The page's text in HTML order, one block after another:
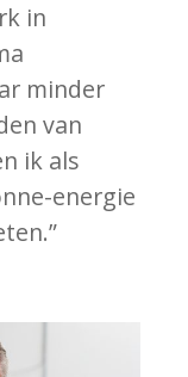
in
minder
van
ik als
energie